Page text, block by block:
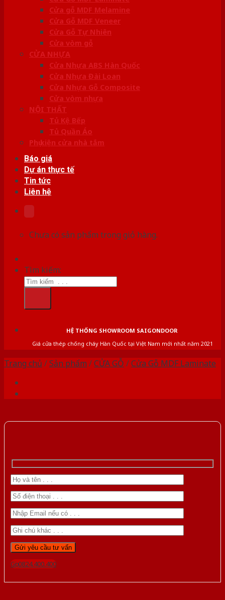
Cửa gỗ MDF Melamine
Cửa Gỗ MDF Veneer
Cửa Gỗ Tự Nhiên
Cửa vòm gỗ
CỬA NHỰA
Cửa Nhựa ABS Hàn Quốc
Cửa Nhựa Đài Loan
Cửa Nhựa Gỗ Composite
Cửa vòm nhựa
NỘI THẤT
Tủ Kệ Bếp
Tủ Quần Áo
Phụ kiện cửa nhà tắm
Báo giá
Dự án thực tế
Tin tức
Liên hệ
Chưa có sản phẩm trong giỏ hàng.
Tìm kiếm:
HỆ THỐNG SHOWROOM SAIGONDOOR
Giá cửa thép chống cháy Hàn Quốc tại Việt Nam mới nhất năm 2021
Trang chủ /Sản phẩm /CỬA GỖ /Cửa Gỗ MDF Laminate
Gọi 0824.400.400